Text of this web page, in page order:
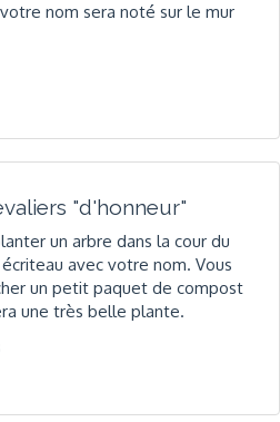
nom sera noté sur le mur
"d'honneur"
un arbre dans la cour du
avec votre nom. Vous
un petit paquet de compost
une très belle plante.